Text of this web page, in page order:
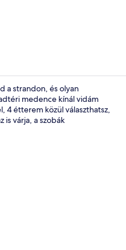
a strandon, és olyan
medence kínál vidám
4 étterem közül választhatsz,
várja, a szobák